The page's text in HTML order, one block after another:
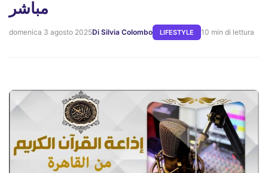
مباشر
domenica 3 agosto 2025Di Silvia Colombo LIFESTYLE 10 min di lettura